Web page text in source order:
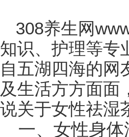
308养生网
知识、护理等专
自五湖四海的网
及生活方方面面
说关于女性祛湿
一、女性身